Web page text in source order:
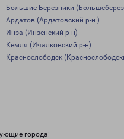
Большие Березники
Ардатов (Ардатовский р-н.)
Инза (Инзенский р-н)
Кемля (Ичалковский р-н)
Краснослободск
города: